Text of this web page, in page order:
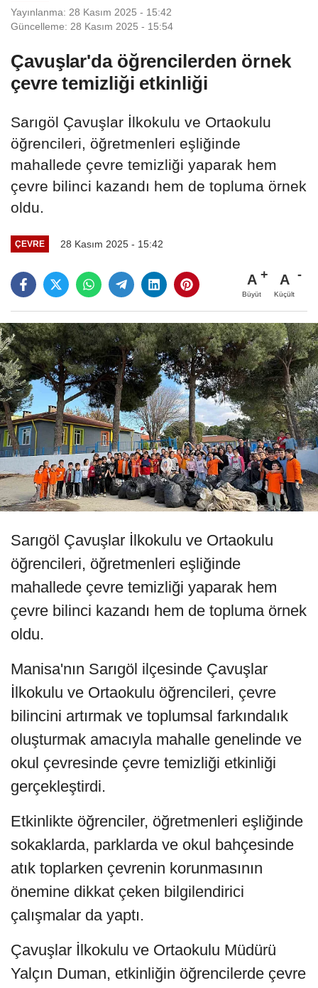
Yayınlanma: 28 Kasım 2025 - 15:42
Güncelleme: 28 Kasım 2025 - 15:54
Çavuşlar'da öğrencilerden örnek
çevre temizliği etkinliği
Sarıgöl Çavuşlar İlkokulu ve Ortaokulu
öğrencileri, öğretmenleri eşliğinde
mahallede çevre temizliği yaparak hem
çevre bilinci kazandı hem de topluma örnek
oldu.
ÇEVRE 28 Kasım 2025 - 15:42
A
Büyüt
A
Küçült
Sarıgöl Çavuşlar İlkokulu ve Ortaokulu
öğrencileri, öğretmenleri eşliğinde
mahallede çevre temizliği yaparak hem
çevre bilinci kazandı hem de topluma örnek
oldu.
Manisa'nın Sarıgöl ilçesinde Çavuşlar
İlkokulu ve Ortaokulu öğrencileri, çevre
bilincini artırmak ve toplumsal farkındalık
oluşturmak amacıyla mahalle genelinde ve
okul çevresinde çevre temizliği etkinliği
gerçekleştirdi.
Etkinlikte öğrenciler, öğretmenleri eşliğinde
sokaklarda, parklarda ve okul bahçesinde
atık toplarken çevrenin korunmasının
önemine dikkat çeken bilgilendirici
çalışmalar da yaptı.
Çavuşlar İlkokulu ve Ortaokulu Müdürü
Yalçın Duman, etkinliğin öğrencilerde çevre